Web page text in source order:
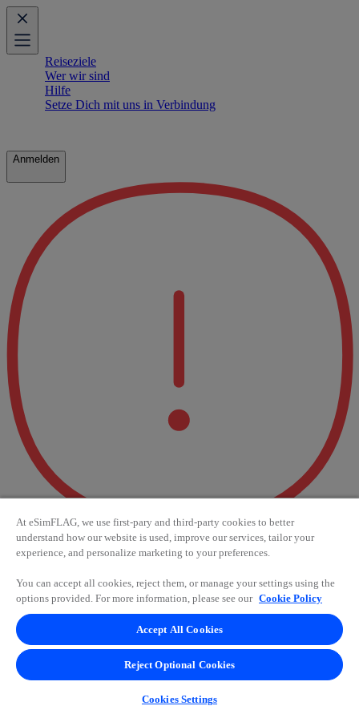
Reiseziele
Wer wir sind
Hilfe
Setze Dich mit uns in Verbindung
Anmelden
Fehler 404 - Oh je! Etwas ist
schiefgelaufen.
Scheinbar ist ein Fehler aufgetreten. Bitte in wenigen Sekunden
erneut versuchen oder die Verbindung prüfen. Wenn das Problem
weiterhin besteht, setzte dich für Hilfe mit uns in Verbindung
Akzeptieren
At eSimFLAG, we use first-pary and third-party cookies to better
understand how our website is used, improve our services, tailor your
experience, and personalize marketing to your preferences.
You can accept all cookies, reject them, or manage your settings using the
options provided. For more information, please see our Cookie Policy
Accept All Cookies
Reject Optional Cookies
Cookies Settings